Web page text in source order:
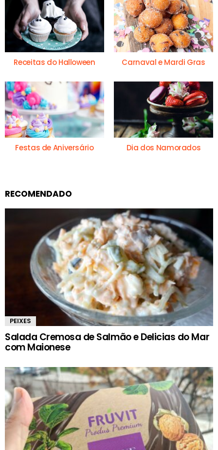
Receitas do Halloween Carnaval e Mardi Gras
Festas de Aniversário Dia dos Namorados
RECOMENDADO
PEIXES
Salada Cremosa de Salmão e Delicias do Mar
com Maionese